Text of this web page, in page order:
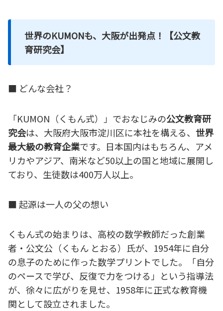
世界のKUMONも、大阪が出発点！【公文教
育研究会】
■ どんな会社？
「KUMON（くもん式）」でおなじみの公文教育研
究会は、大阪府大阪市淀川区に本社を構える、 世界
最大級の教育企業です。日本国内はもちろん、アメ
リカやアジア、南米など50以上の国と地域に展開し
ており、生徒数は400万人以上。
■ 起源は一人の父の想い
くもん式の始まりは、高校の数学教師だった創業
者・公文公（くもん とおる）氏が、1954年に自分
の息子のために作った数学プリントでした。「自分
のペースで学び、反復で力をつける」という指導法
が、徐々に広がりを見せ、1958年に正式な教育機
関として設立されました。